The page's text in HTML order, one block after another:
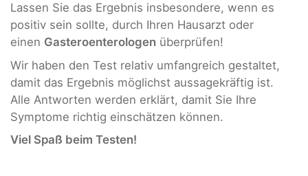
Lassen Sie das Ergebnis insbesondere, wenn es
positiv sein sollte, durch Ihren Hausarzt oder
einen Gasteroenterologen überprüfen!
Wir haben den Test relativ umfangreich gestaltet,
damit das Ergebnis möglichst aussagekräftig ist.
Alle Antworten werden erklärt, damit Sie Ihre
Symptome richtig einschätzen können.
Viel Spaß beim Testen!